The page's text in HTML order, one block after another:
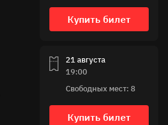
Купить билет
21 августа
19:00
Свободных мест: 8
Купить билет